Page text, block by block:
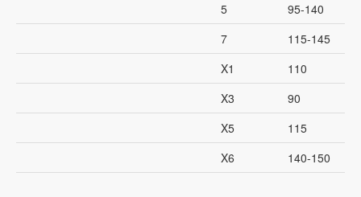
5
95-140
7
115-145
X1
110
X3
90
X5
115
X6
140-150